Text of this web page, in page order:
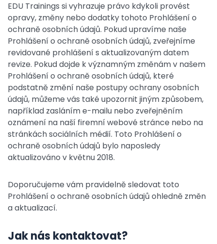
EDU Trainings si vyhrazuje právo kdykoli provést
opravy, změny nebo dodatky tohoto Prohlášení o
ochraně osobních údajů. Pokud upravíme naše
Prohlášení o ochraně osobních údajů, zveřejníme
revidované prohlášení s aktualizovaným datem
revize. Pokud dojde k významným změnám v našem
Prohlášení o ochraně osobních údajů, které
podstatně změní naše postupy ochrany osobních
údajů, můžeme vás také upozornit jiným způsobem,
například zasláním e-mailu nebo zveřejněním
oznámení na naší firemní webové stránce nebo na
stránkách sociálních médií. Toto Prohlášení o
ochraně osobních údajů bylo naposledy
aktualizováno v květnu 2018.
Doporučujeme vám pravidelně sledovat toto
Prohlášení o ochraně osobních údajů ohledně změn
a aktualizací.
Jak nás kontaktovat?